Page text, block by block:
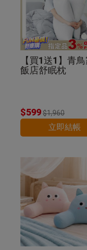
【買1送1】青
飯店舒眠枕
$599$1,960
立即結帳